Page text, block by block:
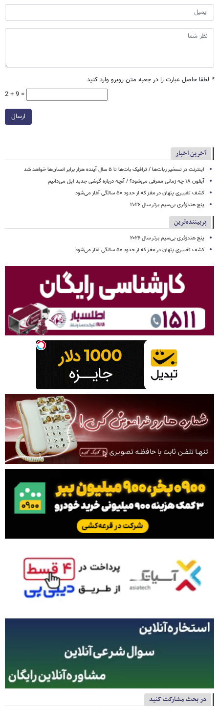
* لطفا حاصل عبارت را در جعبه متن روبرو وارد کنید
2 + 9 =
ارسال
آخرین اخبار
اینترنت در تسخیر ربات‌ها / ترافیک بات‌ها تا ۵ سال آینده هزار برابر انسان‌ها خواهد شد
آیفون ۱۸ چه زمانی معرفی می‌شود؟ / آنچه درباره گوشی جدید اپل می‌دانیم
کشف تغییری پنهان در مغز که از حدود ۵۰ سالگی آغاز می‌شود
پنج هندزفری بی‌سیم برتر سال ۲۰۲۶
پربیننده‌ترین
پنج هندزفری بی‌سیم برتر سال ۲۰۲۶
کشف تغییری پنهان در مغز که از حدود ۵۰ سالگی آغاز می‌شود
در بحث مشارکت کنید